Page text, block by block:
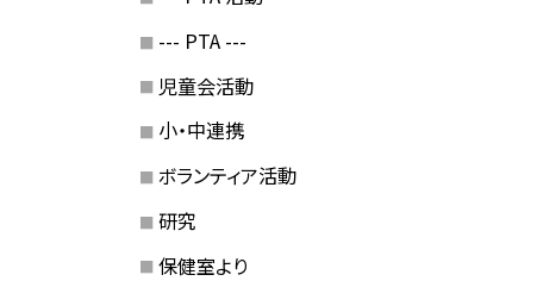
--- PTA ---
児童会活動
小・中連携
ボランティア活動
研究
保健室より